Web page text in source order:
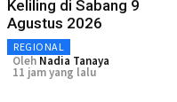
Keliling di Sabang 9
Agustus 2026
REGIONAL
Oleh Nadia Tanaya
11 jam yang lalu